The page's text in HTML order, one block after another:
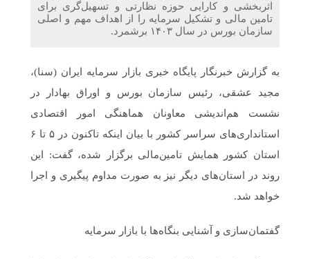
اثربخشی و کارایی حوزه نظارتی و تسهیل‌گری برای
تامین مالی و تشکیل سرمایه را از اهداف مهم و اصلی
سازمان بورس در سال ۱۴۰۳ برشمرد.
به گزارش خبرنگار پایگاه خبری بازار سرمایه ایران (سنا)،
مجید عشقی، رئیس سازمان بورس و اوراق بهادار در
نشست هم‌اندیشی معاونان هماهنگی امور اقتصادی
استانداری‌های سراسر کشور با بیان اینکه تاکنون در ۵ تا ۶
استان کشور همایش تامین‌مالی برگزار شده، گفت: این
روند در استان‌های دیگر نیز به صورت مداوم پیگیری و اجرا
خواهد شد.
گفتمان‌سازی و آشنایی بنگاه‌ها با بازار سرمایه